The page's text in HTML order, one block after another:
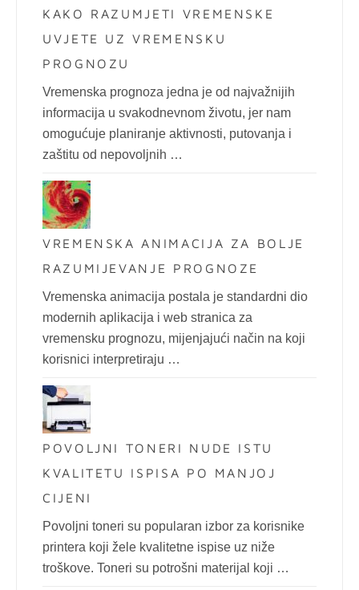
KAKO RAZUMJETI VREMENSKE
UVJETE UZ VREMENSKU
PROGNOZU
Vremenska prognoza jedna je od najvažnijih
informacija u svakodnevnom životu, jer nam
omogućuje planiranje aktivnosti, putovanja i
zaštitu od nepovoljnih …
VREMENSKA ANIMACIJA ZA BOLJE
RAZUMIJEVANJE PROGNOZE
Vremenska animacija postala je standardni dio
modernih aplikacija i web stranica za
vremensku prognozu, mijenjajući način na koji
korisnici interpretiraju …
POVOLJNI TONERI NUDE ISTU
KVALITETU ISPISA PO MANJOJ
CIJENI
Povoljni toneri su popularan izbor za korisnike
printera koji žele kvalitetne ispise uz niže
troškove. Toneri su potrošni materijal koji …